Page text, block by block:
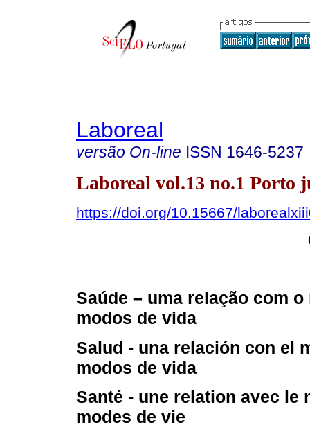
Laboreal
versão On-line ISSN 1646-5237
Laboreal vol.13 no.1 Porto
https://doi.org/10.15667/
Saúde – uma relação com o
modos de vida
Salud - una relación con el
modos de vida
Santé - une relation avec le
modes de vie